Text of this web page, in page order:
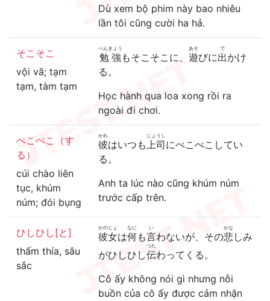
Dù xem bộ phim này bao nhiêu
lần tôi cũng cười ha hả.
そこそこ
vội vã; tạm
tạm, tàm tạm
勉強
べんきょう
もそこそこに、 遊
あそ
びに出
で
かけ
る。
Học hành qua loa xong rồi ra
ngoài đi chơi.
ぺこぺこ（す
る）
cúi chào liên
tục, khúm
núm; đói bụng
彼
かれ
はいつも上司
じょうし
にぺこぺこしてい
る。
Anh ta lúc nào cũng khúm núm
trước cấp trên.
ひしひし[と]
thấm thía, sâu
sắc
彼女
かのじょ
は何
なに
も言
い
わないが、その悲
かな
しみ
がひしひし伝
つた
わってくる。
Cô ấy không nói gì nhưng nỗi
buồn của cô ấy được cảm nhận